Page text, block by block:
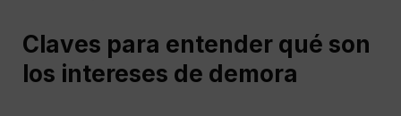
Claves para entender qué son
los intereses de demora